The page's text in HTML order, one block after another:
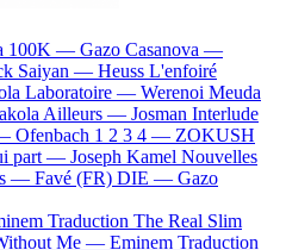
100K — Gazo Casanova —
Saiyan — Heuss L'enfoiré
Laboratoire — Werenoi Meuda
Ailleurs — Josman Interlude
Ofenbach 1 2 3 4 — ZOKUSH
part — Joseph Kamel Nouvelles
— Favé (FR) DIE — Gazo
Traduction The Real Slim
Me — Eminem Traduction